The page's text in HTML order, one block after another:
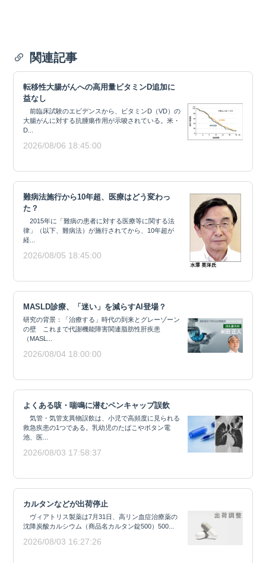
関連記事
転移性大腸がんへの高用量ビタミンD追加に
益なし
前臨床試験のエビデンスから、ビタミンD（VD）の
大腸がんに対する抗腫瘍作用が示唆されている。米・
D...
2026/08/06 18:45:00
難病法施行から10年超、医療はどう変わっ
た？
2015年に「難病の患者に対する医療等に関する法
律」（以下、難病法）が施行されてから、10年超が
経...
2026/08/05 18:45:00
MASLD診療、「迷い」を減らすAI登場？
研究の背景：「治療する」時代の到来とグレーゾーン
の壁 これまで代謝機能障害関連脂肪性肝疾患
（MASL...
2026/08/04 18:00:00
よくある咳・喘鳴に潜むペンキャップ誤飲
気管・気管支異物誤飲は、小児で高頻度に見られる
救急疾患の1つである。乳幼児のたばこやボタン電
池、医...
2026/08/03 17:58:37
カルタンなどが出荷停止
ヴィアトリス製薬は7月31日、高リン血症治療薬の
沈降炭酸カルシウム（商品名カルタン錠500）500...
2026/08/03 16:27:26